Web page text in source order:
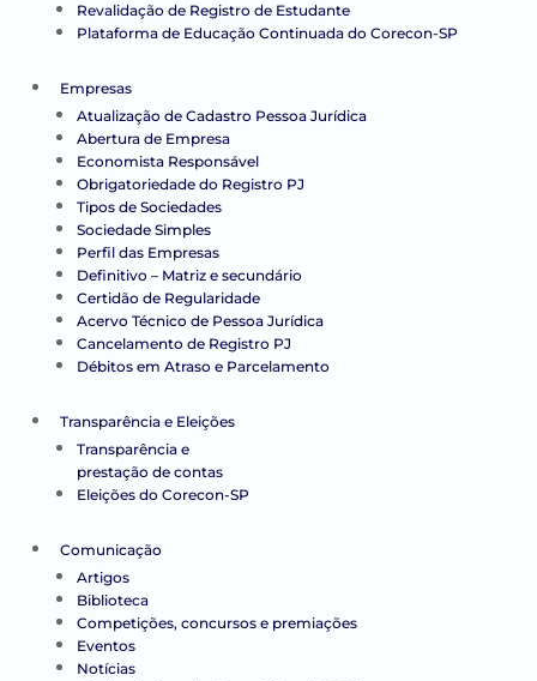
Revalidação de Registro de Estudante
Plataforma de Educação Continuada do Corecon-SP
Empresas
Atualização de Cadastro Pessoa Jurídica
Abertura de Empresa
Economista Responsável
Obrigatoriedade do Registro PJ
Tipos de Sociedades
Sociedade Simples
Perfil das Empresas
Definitivo – Matriz e secundário
Certidão de Regularidade
Acervo Técnico de Pessoa Jurídica
Cancelamento de Registro PJ
Débitos em Atraso e Parcelamento
Transparência e Eleições
Transparência e
prestação de contas
Eleições do Corecon-SP
Comunicação
Artigos
Biblioteca
Competições, concursos e premiações
Eventos
Notícias